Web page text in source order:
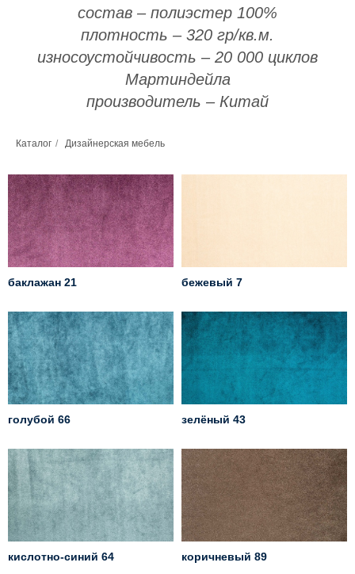
состав – полиэстер 100%
плотность – 320 гр/кв.м.
износоустойчивость – 20 000 циклов
Мартиндейла
производитель – Китай
Каталог / Дизайнерская мебель
баклажан 21 бежевый 7
голубой 66 зелёный 43
кислотно-синий 64 коричневый 89